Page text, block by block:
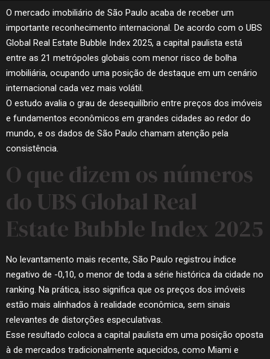
O mercado imobiliário de São Paulo acaba de receber um
importante reconhecimento internacional. De acordo com o UBS
Global Real Estate Bubble Index 2025, a capital paulista está
entre as 21 metrópoles globais com menor risco de bolha
imobiliária, ocupando uma posição de destaque em um cenário
internacional cada vez mais volátil.
O estudo avalia o grau de desequilíbrio entre preços dos imóveis
e fundamentos econômicos em grandes cidades ao redor do
mundo, e os dados de São Paulo chamam atenção pela
consistência.
O que dizem os números
do UBS Global Real
Estate Bubble Index 2025
No levantamento mais recente, São Paulo registrou índice
negativo de -0,10, o menor de toda a série histórica da cidade no
ranking. Na prática, isso significa que os preços dos imóveis
estão mais alinhados à realidade econômica, sem sinais
relevantes de distorções especulativas.
Esse resultado coloca a capital paulista em uma posição oposta
à de mercados tradicionalmente aquecidos, como Miami e